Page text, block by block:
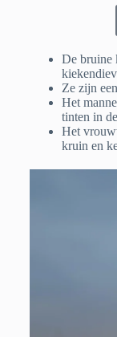
De bruine
Ze zijn
Het
tinten in
Het
kruin en